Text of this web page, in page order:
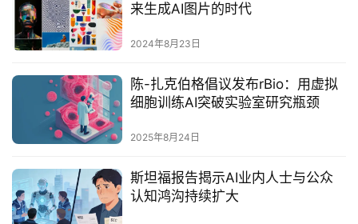
来生成AI图片的时代
2024年8月23日
‌陈-扎克伯格倡议发布rBio：用虚拟
细胞训练AI突破实验室研究瓶颈‌
2025年8月24日
斯坦福报告揭示AI业内人士与公众
认知鸿沟持续扩大